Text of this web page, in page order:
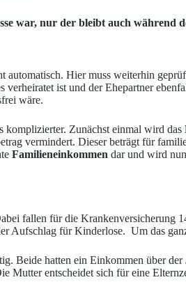
war, nur der bleibt auch während
Hier muss weiterhin
ist und der Ehepartner
wäre.
komplizierter. Zunächst einmal wird das
vermindert. Dieser beträgt für
Familieneinkommen dar und wird
fallen für die Krankenversicherung
Aufschlag für Kinderlose. Um das
Beide hatten ein Einkommen über
entscheidet sich für eine